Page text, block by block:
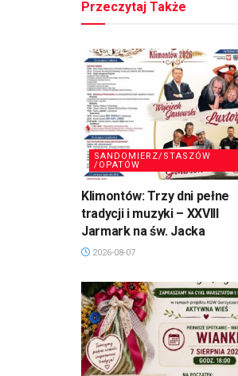
Przeczytaj Także
SANDOMIERZ/STASZÓW
/OPATÓW
Klimontów: Trzy dni pełne
tradycji i muzyki – XXVIII
Jarmark na św. Jacka
2026-08-07